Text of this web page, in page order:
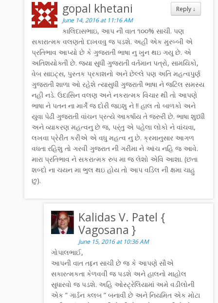
Reply ↓
gopal khetani
June 14, 2016 at 11:16 AM
કાલિદાસભાઇ, આપ ની વાત ૧૦૦% સાચી. પણ
સકારાત્મક વલણતો દાખવવુ જ પડશે. અહી એક મુરબ્બી એ
પ્રતિભાવ આપ્યો છે કે ગુજરાતી ભાષા નુ ખુન થઇ ગયુ છે. એ
અતિશયોક્તી છે. જ્યા સુધી ગુજરાતી વર્તમાન પત્રો, સામયિકો,
વેબ સાઇટ્સ, પુસ્તક પ્રકાશનો અને છેલ્લે પણ અતિ મહત્વપુર્ણ
ગુજરાતી શાળા ઓ રહેશે ત્યાસુધી ગુજરાતી ભાષા ને જટિલ સમસ્ય
નહી નડે. ઉદાસિન વલણ અને નકરાત્મક વિચાર થી તો આપણે
ભાષા ને પતન ના માર્ગે જ દોરી જઇશુ ને !! હાલ તો બાળકો અને
યુવા પેઢી ગુજરાતી વાંચન પ્રત્યે આકર્ષાય તે જરુરી છે. ભાષા શુધ્ધી
અને વ્યાકરણ મહત્વનુ છે જ, પર્ંતુ એ પહેલા લોકો ને વાંચવા,
લખવા પ્રેરીત કરીએ એ વધુ મહત્વ નુ છે. ક્રમાનુસાર આગળ
વધતા રહિશુ તો ગરવી ગુજરાત ની ગરીમા ને આંચ નહિ જ આવે.
મારા પ્રતિભાવ ને સકરાત્મક રુપ મા જ લેશો એવિ આશા. (છતા
શબ્દો ના ચયન મા ભુલ થઇ હોય તો આપ વડિલ ની ક્ષમા ચાહુ
છુ).
Kalidas V. Patel {
Vagosana }
June 15, 2016 at 10:36 AM
ગોપાલભાઈ,
આપની વાત તદ્દન સાચી છે જ કે આપણે સૌએ
સકારત્મકતા કેળવવી જ પડશે અને હાલનો માહોલ
સુધારવો જ પડશે. અહિ ઓસ્ટ્રેલિયામાં અમે વડીલોની
એક ” ગાર્ડન ક્લબ ” બનાવી છે અને નિયમિત એક મોટા